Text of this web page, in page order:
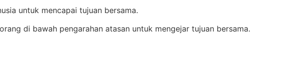
untuk mencapai tujuan bersama.
di bawah pengarahan atasan untuk mengejar tujuan bersama.